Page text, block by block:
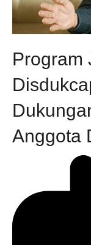
Program
Anggota